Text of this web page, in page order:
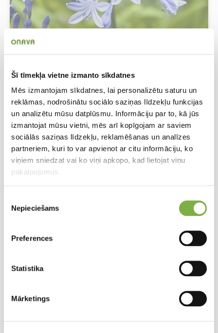
Šī tīmekļa vietne izmanto sīkdatnes
Mēs izmantojam sīkdatnes, lai personalizētu saturu un
reklāmas, nodrošinātu sociālo saziņas līdzekļu funkcijas
un analizētu mūsu datplūsmu. Informāciju par to, kā jūs
izmantojat mūsu vietni, mēs arī kopīgojam ar saviem
sociālās saziņas līdzekļu, reklamēšanas un analīzes
partneriem, kuri to var apvienot ar citu informāciju, ko
viņiem sniedzat vai ko viņi apkopo, kad lietojat viņu
pakalpojumus.
izvēle
Nepieciešams
Preferences
Statistika
Mārketings
Agapants